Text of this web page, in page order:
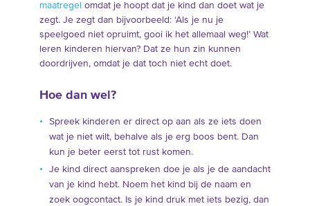
maatregel omdat je hoopt dat je kind dan doet wat je
zegt. Je zegt dan bijvoorbeeld: ‘Als je nu je
speelgoed niet opruimt, gooi ik het allemaal weg!’ Wat
leren kinderen hiervan? Dat ze hun zin kunnen
doordrijven, omdat je dat toch niet echt doet.
Hoe dan wel?
Spreek kinderen er direct op aan als ze iets doen
wat je niet wilt, behalve als je erg boos bent. Dan
kun je beter eerst tot rust komen.
Je kind direct aanspreken doe je als je de aandacht
van je kind hebt. Noem het kind bij de naam en
zoek oogcontact. Is je kind druk met iets bezig, dan